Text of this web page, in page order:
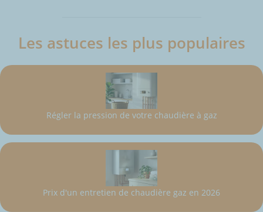
Les astuces les plus populaires
Régler la pression de votre chaudière à gaz
Prix d'un entretien de chaudière gaz en 2026